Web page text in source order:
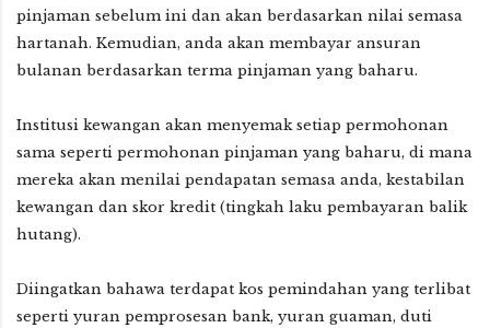
pinjaman sebelum ini dan akan berdasarkan nilai semasa
hartanah. Kemudian, anda akan membayar ansuran
bulanan berdasarkan terma pinjaman yang baharu.
Institusi kewangan akan menyemak setiap permohonan
sama seperti permohonan pinjaman yang baharu, di mana
mereka akan menilai pendapatan semasa anda, kestabilan
kewangan dan skor kredit (tingkah laku pembayaran balik
hutang).
Diingatkan bahawa terdapat kos pemindahan yang terlibat
seperti yuran pemprosesan bank, yuran guaman, duti